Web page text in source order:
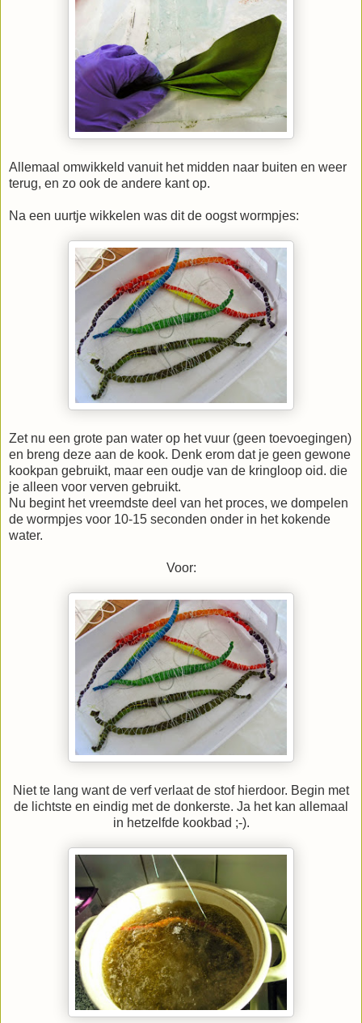
Allemaal omwikkeld vanuit het midden naar buiten en weer
terug, en zo ook de andere kant op.
Na een uurtje wikkelen was dit de oogst wormpjes:
Zet nu een grote pan water op het vuur (geen toevoegingen)
en breng deze aan de kook. Denk erom dat je geen gewone
kookpan gebruikt, maar een oudje van de kringloop oid. die
je alleen voor verven gebruikt.
Nu begint het vreemdste deel van het proces, we dompelen
de wormpjes voor 10-15 seconden onder in het kokende
water.
Voor:
Niet te lang want de verf verlaat de stof hierdoor. Begin met
de lichtste en eindig met de donkerste. Ja het kan allemaal
in hetzelfde kookbad ;-).